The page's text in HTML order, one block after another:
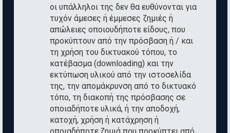
οι υπάλληλοι της δεν θα ευθύνονται για
τυχόν άμεσες ή έμμεσες ζημιές ή
απώλειες οποιουδήποτε είδους, που
προκύπτουν από την πρόσβαση ή / και
τη χρήση του δικτυακού τόπου, το
κατέβασμα (downloading) και την
εκτύπωση υλικού από την ιστοσελίδα
της, την απομάκρυνση από το δικτυακό
τόπο, τη διακοπή της πρόσβασης σε
οποιαδήποτε υλικά, ή την αποδοχή,
κατοχή, χρήση ή κατάχρηση ή